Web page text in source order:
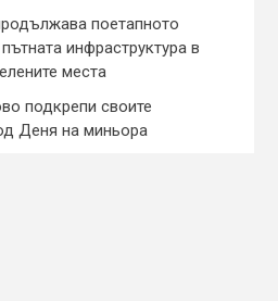
поетапното
инфраструктура в
места
подкрепи своите
Деня на миньора